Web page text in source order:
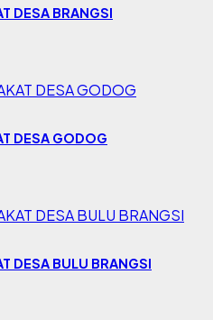
DESA BRANGSI
DESA GODOG
DESA BULU BRANGSI